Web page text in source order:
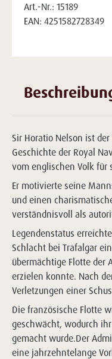
Art.-Nr.: 15189
EAN: 4251582728349
Sir Horatio Nelson ist
Geschichte der Royal
vom englischen Volk für
Er motivierte seine
und einen
verständnisvoll als
Legendenstatus
Schlacht bei Trafalgar
übermächtige Flotte der
erzielen konnte. Nach
Verletzungen einer
Die französische Flotte
geschwächt, wodurch
gemacht wurde.Der
eine jahrzehntelange